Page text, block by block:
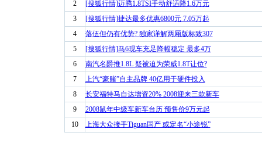
2
[搜狐行情]迈腾1.8TSI手动舒适降1.6万元
3
[搜狐行情]捷达最多优惠6800元 7.05万起
4
落伍但仍有优势? 独家详解两厢版标致307
5
[搜狐行情]马6现车充足降幅稳定 最多4万
6
南汽名爵推1.8L 疑被迫为荣威1.8T让位?
7
上汽“豪赌”自主品牌 40亿用于硬件投入
8
长安福特马自达增资20% 2008迎来三款新车
9
2008鼠年中级车新车台历 预售价9万元起
10
上海大众接手Tiguan国产 或定名“小途锐”